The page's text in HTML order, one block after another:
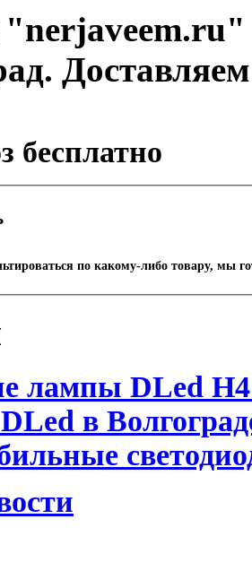
бесплатно
по какому-либо товару, мы
DLed H4
в